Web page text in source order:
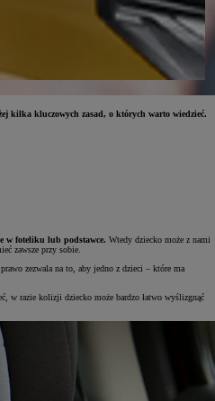
kilka kluczowych zasad, o których warto wiedzieć.
w foteliku lub podstawce. Wtedy dziecko może z nami
zawsze przy sobie.
zezwala na to, aby jedno z dzieci – które ma
w razie kolizji dziecko może bardzo łatwo wyślizgnąć